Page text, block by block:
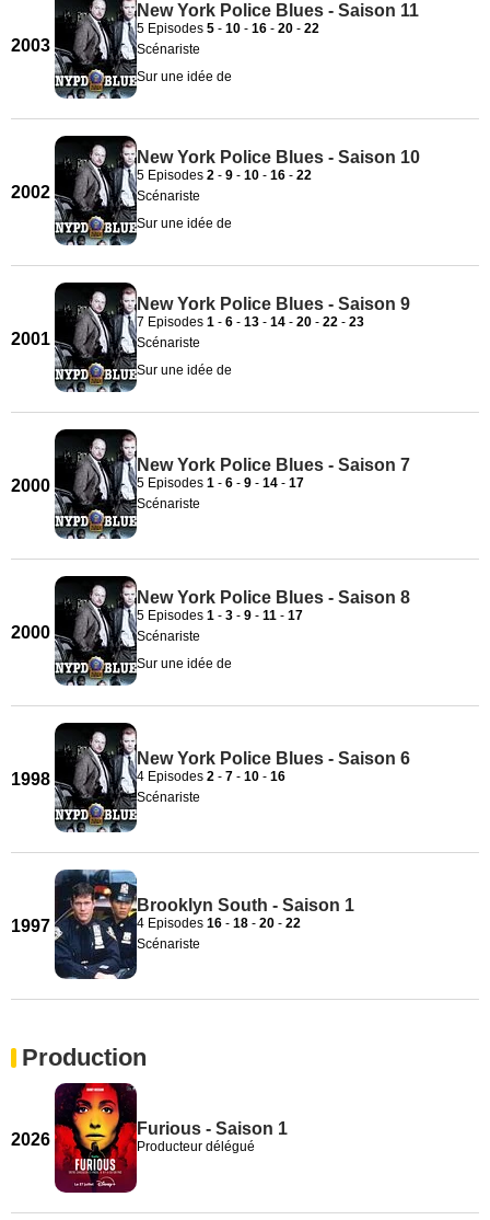
2003
New York Police Blues - Saison 11
5 Episodes 5 - 10 - 16 - 20 - 22
Scénariste
Sur une idée de
2002
New York Police Blues - Saison 10
5 Episodes 2 - 9 - 10 - 16 - 22
Scénariste
Sur une idée de
2001
New York Police Blues - Saison 9
7 Episodes 1 - 6 - 13 - 14 - 20 - 22 - 23
Scénariste
Sur une idée de
2000
New York Police Blues - Saison 7
5 Episodes 1 - 6 - 9 - 14 - 17
Scénariste
2000
New York Police Blues - Saison 8
5 Episodes 1 - 3 - 9 - 11 - 17
Scénariste
Sur une idée de
1998
New York Police Blues - Saison 6
4 Episodes 2 - 7 - 10 - 16
Scénariste
1997
Brooklyn South - Saison 1
4 Episodes 16 - 18 - 20 - 22
Scénariste
Production
2026
Furious - Saison 1
Producteur délégué